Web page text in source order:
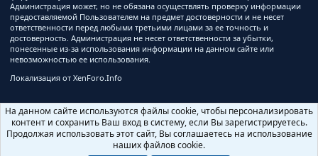
Администрация может, но не обязана осуществлять проверку информации
предоставляемой Пользователем на предмет достоверности и не несет
ответственности перед любыми третьими лицами за ее точность и
достоверность. Администрация не несет ответственности за убытки,
понесенные из-за использования информации на данном сайте или
невозможностью ее использования.
Локализация от XenForo.Info
На данном сайте используются файлы cookie, чтобы персонализировать
контент и сохранить Ваш вход в систему, если Вы зарегистрируетесь.
Продолжая использовать этот сайт, Вы соглашаетесь на использование
наших файлов cookie.